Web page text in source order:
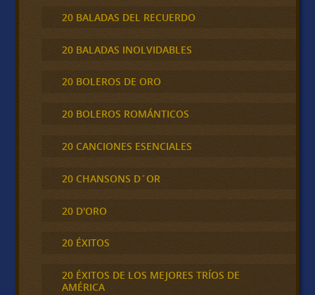
20 BALADAS DEL RECUERDO
20 BALADAS INOLVIDABLES
20 BOLEROS DE ORO
20 BOLEROS ROMÁNTICOS
20 CANCIONES ESENCIALES
20 CHANSONS D´OR
20 D'ORO
20 ÉXITOS
20 ÉXITOS DE LOS MEJORES TRÍOS DE
AMÉRICA